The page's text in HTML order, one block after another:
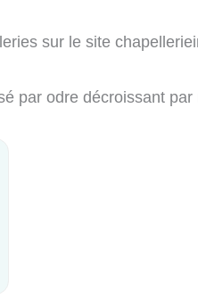
sur le site
par odre décroissant par